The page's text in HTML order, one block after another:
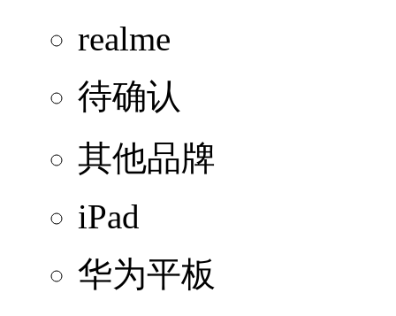
realme
待确认
其他品牌
iPad
华为平板